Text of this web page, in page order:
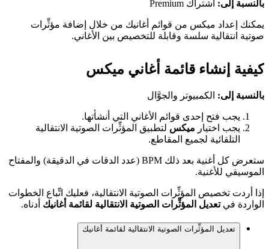
بالنسبة إلى: اشتراك Premium
يمكنك إعداد ميكس من قوائم أغانيك من خلال إضافة مؤثِّرات
صوتية انتقالية سلسة وقابلة للتخصيص بين الأغاني.
كيفية إنشاء قائمة أغاني ميكس
بالنسبة إلى: الكمبيوتر والجوَّال
يجب فتح إحدى قوائم الأغاني التي أنشأتها.
يجب اختيار ميكس لتطبيق المؤثِّرات الصوتية الانتقالية
التلقائية لجميع المقاطع.
ستعرض كل أغنية بعد ذلك BPM (عدد الدقات في الدقيقة) والمفتاح
الموسيقي للأغنية.
إذا أردت تخصيص المؤثِّرات الصوتية الانتقالية، فعليك اتِّباع الخطوات
الواردة فيتعديل المؤثِّرات الصوتية الانتقالية لقائمة أغانيك أدناه.
تعديل المؤثِّرات الصوتية الانتقالية لقائمة أغانيك